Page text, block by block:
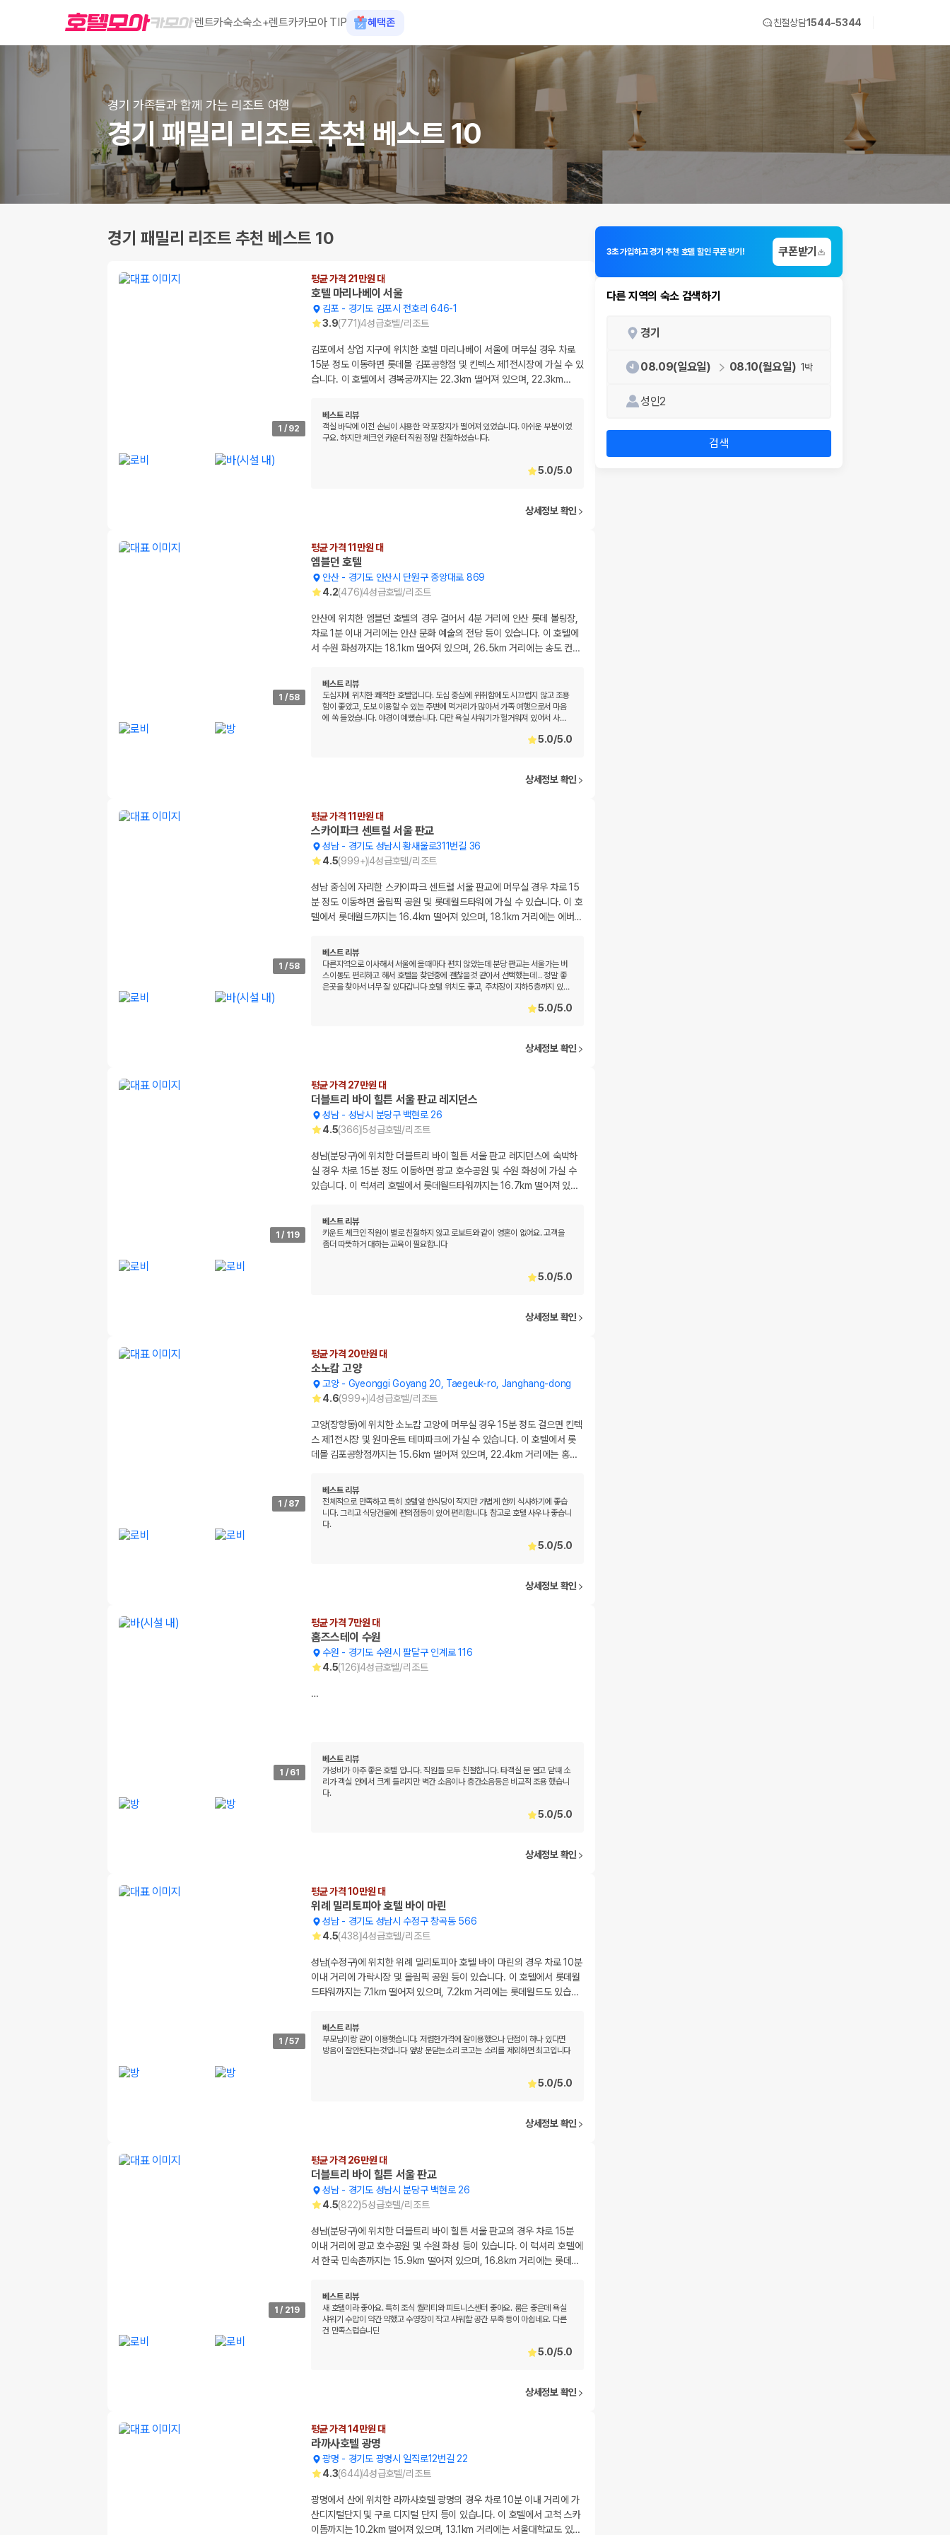
렌트카숙소숙소+렌트카카모아 TIP 혜택존 친절상담1544-5344
경기 가족들과 함께 가는 리조트 여행
경기 패밀리 리조트 추천 베스트 10
경기 패밀리 리조트 추천 베스트 10
1 / 92
평균 가격 21만원 대
호텔 마리나베이 서울
김포 - 경기도 김포시 전호리 646-1
3.9(771)4성급호텔/리조트
김포에서 상업 지구에 위치한 호텔 마리나베이 서울에 머무실 경우 차로
15분 정도 이동하면 롯데몰 김포공항점 및 킨텍스 제1전시장에 가실 수 있
습니다. 이 호텔에서 경복궁까지는 22.3km 떨어져 있으며, 22.3km…
베스트 리뷰
객실 바닥에 이전 손님이 사용한 약 포장지가 떨어져 있었습니다. 아쉬운 부분이었
구요. 하지만 체크인 카운터 직원 정말 친절하셨습니다.
5.0/5.0
상세정보 확인
1 /58
평균 가격 11만원 대
엠블던 호텔
안산- 경기도 안산시 단원구 중앙대로 869
4.2(476)4성급호텔/리조트
안산에 위치한 엠블던 호텔의 경우 걸어서 4분 거리에 안산 롯데 볼링장,
차로 1분 이내 거리에는 안산 문화 예술의 전당 등이 있습니다. 이 호텔에
서 수원 화성까지는 18.1km 떨어져 있으며, 26.5km 거리에는 송도 컨…
베스트 리뷰
도심지에 위치한 쾌적한 호텔입니다. 도심 중심에 위취함에도 시끄럽지 않고 조용
함이 좋았고, 도보 이용할 수 있는 주변에 먹거리가 많아서 가족 여행으로서 마음
에 쏙 들었습니다. 야경이 예뻤습니다. 다만 욕실 샤워기가 헐거워져 있어서 사…
5.0/5.0
상세정보 확인
1 /58
평균 가격 11만원 대
스카이파크 센트럴 서울 판교
성남- 경기도 성남시 황새울로311번길 36
4.5(999+)4성급호텔/리조트
성남 중심에 자리한 스카이파크 센트럴 서울 판교에 머무실 경우 차로 15
분 정도 이동하면 올림픽 공원 및 롯데월드타워에 가실 수 있습니다. 이 호
텔에서 롯데월드까지는 16.4km 떨어져 있으며, 18.1km 거리에는 에버…
베스트 리뷰
다른지역으로 이사해서 서울에 올때마다 편치 않았는데 분당 판교는 서울가는 버
스이동도 편리하고 해서 호텔을 찾던중에 괜찮을것 같아서 선택했는데 .. 정말 좋
은곳을 찾아서 너무 잘 있다갑니다 호텔 위치도 좋고, 주차장이 지하5층까지 있…
5.0/5.0
상세정보 확인
1 / 119
평균 가격 27만원 대
더블트리 바이 힐튼 서울 판교 레지던스
성남- 성남시 분당구 백현로 26
4.5(366)5성급호텔/리조트
성남(분당구)에 위치한 더블트리 바이 힐튼 서울 판교 레지던스에 숙박하
실 경우 차로 15분 정도 이동하면 광교 호수공원 및 수원 화성에 가실 수
있습니다. 이 럭셔리 호텔에서 롯데월드타워까지는 16.7km 떨어져 있…
베스트 리뷰
키운트 체크인 직원이 별로 친절하지 않고 로보트와 같이 영혼이 없어요. 고객을
좀더 따뜻하거 대하는 교육이 필요합니다
5.0/5.0
상세정보 확인
1 / 87
평균 가격 20만원 대
소노캄 고양
고양- Gyeonggi Goyang 20, Taegeuk-ro, Janghang-dong
4.6(999+)4성급호텔/리조트
고양(장항동)에 위치한 소노캄 고양에 머무실 경우 15분 정도 걸으면 킨텍
스 제1전시장 및 원마운트 테마파크에 가실 수 있습니다. 이 호텔에서 롯
데몰 김포공항점까지는 15.6km 떨어져 있으며, 22.4km 거리에는 홍…
베스트 리뷰
전체적으로 만족하고 특히 호텔앞 한식당이 작지만 가볍게 한끼 식사하기에 좋습
니다. 그리고 식당건물에 편의점등이 있어 편리합니다. 참고로 호텔 사우나 좋습니
다.
5.0/5.0
상세정보 확인
1 / 61
평균 가격 7만원 대
홈즈스테이 수원
수원 - 경기도 수원시 팔달구 인계로 116
4.5(126)4성급호텔/리조트
…
베스트 리뷰
가성비가 아주 좋은 호텔 입니다. 직원들 모두 친절합니다. 타객실 문 열고 닫때 소
리가 객실 안에서 크게 들리지만 벽간 소음이나 층간소음등은 비교적 조용 했습니
다.
5.0/5.0
상세정보 확인
1 /57
평균 가격 10만원 대
위례 밀리토피아 호텔 바이 마린
성남- 경기도 성남시 수정구 창곡동 566
4.5(438)4성급호텔/리조트
성남(수정구)에 위치한 위례 밀리토피아 호텔 바이 마린의 경우 차로 10분
이내 거리에 가락시장 및 올림픽 공원 등이 있습니다. 이 호텔에서 롯데월
드타워까지는 7.1km 떨어져 있으며, 7.2km 거리에는 롯데월드도 있습…
베스트 리뷰
부모님이랑 같이 이용햇습니다. 저렴한가격에 잘이용했으나 단점이 하나 있다면
방음이 잘안된다는것입니다 옆방 문닫는소리 코고는 소리를 제외하면 최고입니다
5.0/5.0
상세정보 확인
1 / 219
평균 가격 26만원 대
더블트리 바이 힐튼 서울 판교
성남- 경기도 성남시 분당구 백현로 26
4.5(822)5성급호텔/리조트
성남(분당구)에 위치한 더블트리 바이 힐튼 서울 판교의 경우 차로 15분
이내 거리에 광교 호수공원 및 수원 화성 등이 있습니다. 이 럭셔리 호텔에
서 한국 민속촌까지는 15.9km 떨어져 있으며, 16.8km 거리에는 롯데 …
베스트 리뷰
새 호텔이라 좋아요. 특히 조식 퀄리티와 피트니스센터 좋아요. 룸은 좋은데 욕실
샤워기 수압이 약간 약했고 수영장이 작고 샤워할 공간 부족 등이 아쉽네요. 다른
건 만족스럽습니딘
5.0/5.0
상세정보 확인
평균 가격 14만원 대
라까사호텔 광명
광명 - 경기도 광명시 일직로12번길 22
4.3(644)4성급호텔/리조트
광명에서 산에 위치한 라까사호텔 광명의 경우 차로 10분 이내 거리에 가
산디지털단지 및 구로 디지털 단지 등이 있습니다. 이 호텔에서 고척 스카
이돔까지는 10.2km 떨어져 있으며, 13.1km 거리에는 서울대학교도 있…
3초 가입하고 경기 추천 호텔 할인 쿠폰 받기! 쿠폰받기
다른 지역의 숙소 검색하기
경기
08.09(일요일) 08.10(월요일) 1박
성인2
검색